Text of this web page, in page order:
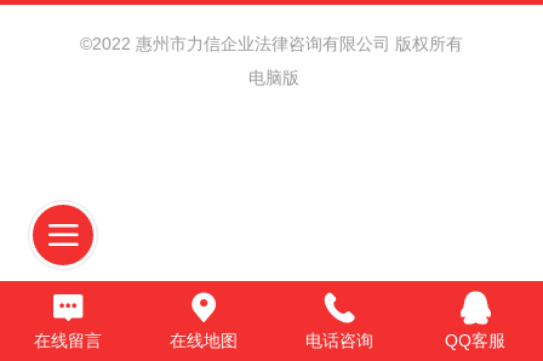
©2022 惠州市力信企业法律咨询有限公司 版权所有
电脑版
在线留言 在线地图 电话咨询 QQ客服